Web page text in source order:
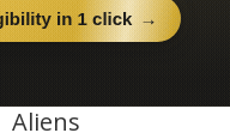
Aliens